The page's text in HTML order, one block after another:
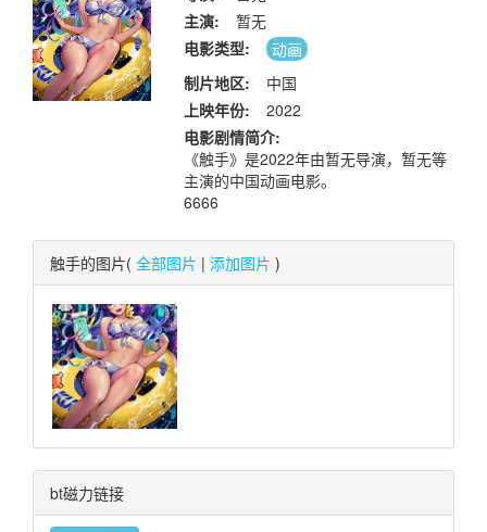
主演:
暂无
电影类型:
动画
制片地区:
中国
上映年份:
2022
电影剧情简介:
《触手》是2022年由暂无导演，暂无等
主演的中国动画电影。
6666
触手的图片( 全部图片 | 添加图片 )
bt磁力链接